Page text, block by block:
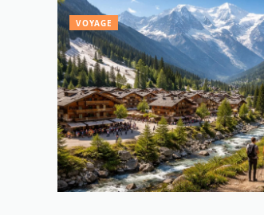
VOYAGE